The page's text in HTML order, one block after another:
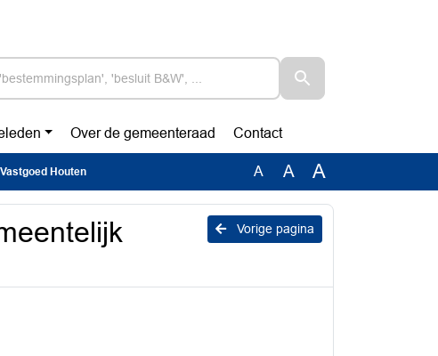
Over de gemeenteraad Contact
Houten A A A
Vorige pagina